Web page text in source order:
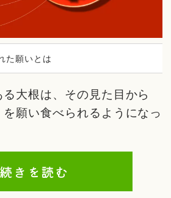
た願いとは
大根は、その見た目から
を願い食べられるようになっ
続きを読む